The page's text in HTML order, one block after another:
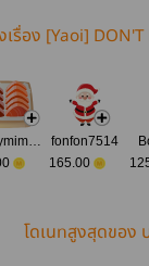
รื่อง [Yaoi]
cherrymimimi
fonfon7514
165.00
โดเนทสูงสุดของ